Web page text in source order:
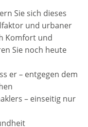
Sie sich dieses
und urbaner
Komfort und
Sie noch heute
er – entgegen dem
– einseitig nur